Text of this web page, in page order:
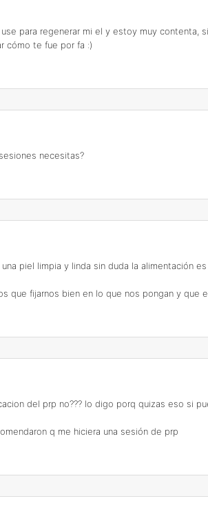
para regenerar mi el y estoy muy contenta,
cómo te fue por fa :)
necesitas?
piel limpia y linda sin duda la alimentación
que fijarnos bien en lo que nos pongan y que
del prp no??? lo digo porq quizas eso si
q me hiciera una sesión de prp